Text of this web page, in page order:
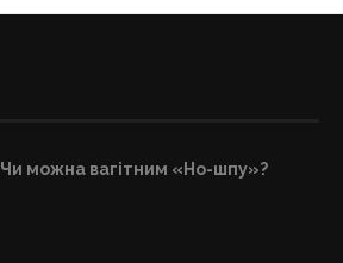
Чи можна вагітним «Но-шпу»?